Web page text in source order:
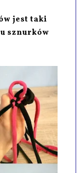
jest taki
sznurków